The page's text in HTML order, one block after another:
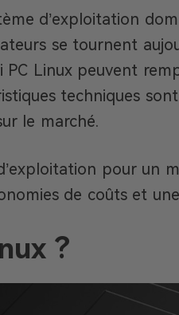
d’exploitation
se tournent
PC Linux peuvent
techniques
le marché.
pour un
de coûts et
?